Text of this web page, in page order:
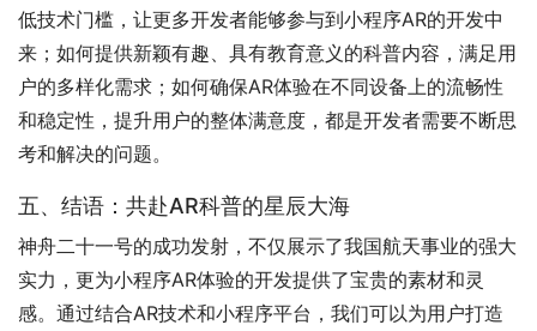
低技术门槛，让更多开发者能够参与到小程序AR的开发中
来；如何提供新颖有趣、具有教育意义的科普内容，满足用
户的多样化需求；如何确保AR体验在不同设备上的流畅性
和稳定性，提升用户的整体满意度，都是开发者需要不断思
考和解决的问题。
五、结语：共赴AR科普的星辰大海
神舟二十一号的成功发射，不仅展示了我国航天事业的强大
实力，更为小程序AR体验的开发提供了宝贵的素材和灵
感。通过结合AR技术和小程序平台，我们可以为用户打造